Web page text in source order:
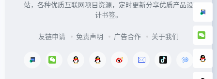
站，各种优质互联网项目资源，定时更新分享优质产品设
计书签。
友链申请 免责声明 广告合作 关于我们